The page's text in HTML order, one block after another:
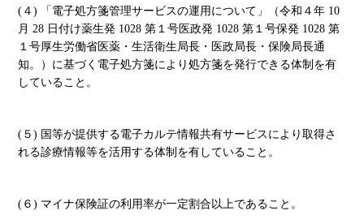
(４) 「電子処方箋管理サービスの運用について」（令和４年 10
月 28 日付け薬生発 1028 第１号医政発 1028 第１号保発 1028 第
１号厚生労働省医薬・生活衛生局長・医政局長・保険局長通
知。）に基づく電子処方箋により処方箋を発行できる体制を有
していること。
(５) 国等が提供する電子カルテ情報共有サービスにより取得さ
れる診療情報等を活用する体制を有していること。
(６) マイナ保険証の利用率が一定割合以上であること。